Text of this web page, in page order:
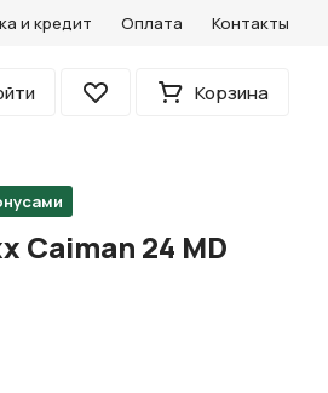
и кредит Оплата Контакты
Избранное Корзина
Caiman 24 MD